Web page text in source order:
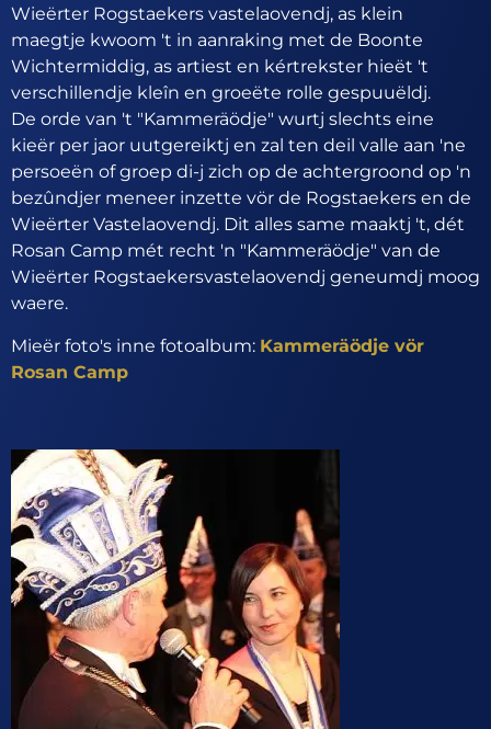
Wieërter Rogstaekers vastelaovendj, as klein
maegtje kwoom 't in aanraking met de Boonte
Wichtermiddig, as artiest en kértrekster hieët 't
verschillendje kleîn en groeëte rolle gespuuëldj.
De orde van 't "Kammeräödje" wurtj slechts eine
kieër per jaor uutgereiktj en zal ten deil valle aan 'ne
persoeën of groep di-j zich op de achtergroond op 'n
bezûndjer meneer inzette vör de Rogstaekers en de
Wieërter Vastelaovendj. Dit alles same maaktj 't, dét
Rosan Camp mét recht 'n "Kammeräödje" van de
Wieërter Rogstaekersvastelaovendj geneumdj moog
waere.
Mieër foto's inne fotoalbum: Kammeräödje vör
Rosan Camp